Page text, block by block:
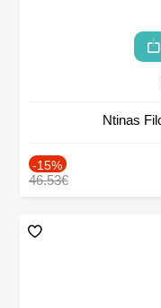
Ntinas
-15%
46.53€